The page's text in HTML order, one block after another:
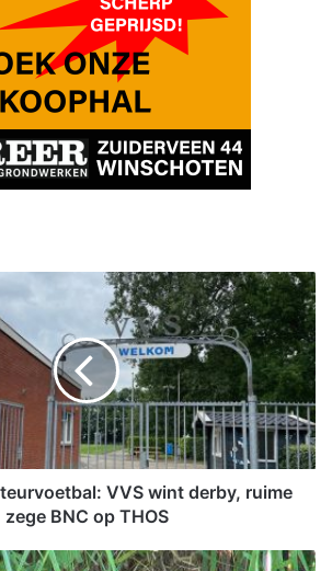
VVS wint derby, ruime
zege BNC op THOS